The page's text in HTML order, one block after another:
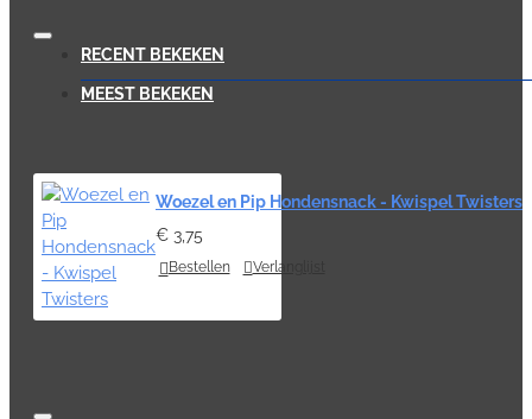
RECENT BEKEKEN
MEEST BEKEKEN
Woezel en Pip Hondensnack - Kwispel Twisters
€ 3,75
Bestellen Verlanglijst